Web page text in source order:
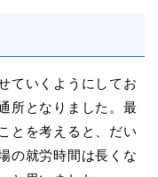
ていくようにしてお
所となりました。最
とを考えると、だい
の就労時間は長くな